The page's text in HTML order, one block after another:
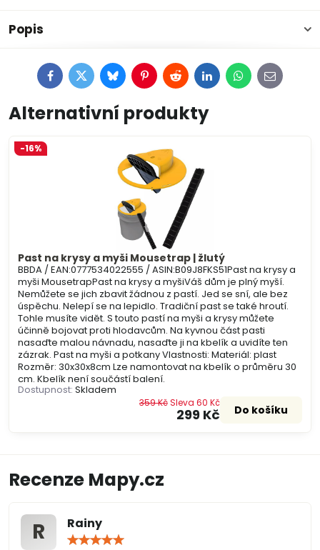
Popis
FacebookTwitterBlueskyPinterestRedditLinkedInWhatsApp
E-
mail
Alternativní produkty
Past na krysy a myši Mousetrap | žlutý
-16%
BBDA / EAN:0777534022555 / ASIN:B09J8FKS51Past na krysy a
myši MousetrapPast na krysy a myšiVáš dům je plný myší.
Nemůžete se jich zbavit žádnou z pastí. Jed se sní, ale bez
úspěchu. Nelepí se na lepidlo. Tradiční past se také hroutí.
Tohle musíte vidět. S touto pastí na myši a krysy můžete
účinně bojovat proti hlodavcům. Na kyvnou část pasti
nasaďte malou návnadu, nasaďte ji na kbelík a uvidíte ten
zázrak. Past na myši a potkany Vlastnosti: Materiál: plast
Rozměr: 30x30x8cm Lze namontovat na kbelík o průměru 30
cm. Kbelík není součástí balení.
Dostupnost: Skladem
299 Kč
359 KčSleva 60 Kč
Do košíku
Recenze Mapy.cz
R Rainy